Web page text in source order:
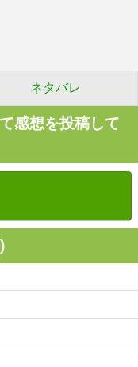
ネタバレ
感想を投稿して